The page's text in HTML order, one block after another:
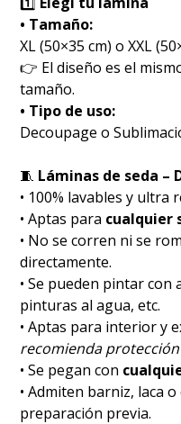
• Tamaño:
XL (50×35 cm) o XXL
👉 El diseño es el
tamaño.
• Tipo de uso:
Decoupage o
🧵 Láminas de seda –
• 100% lavables y ultra
• Aptas para cualquier
• No se corren ni se
directamente.
• Se pueden pintar con
pinturas al agua, etc.
• Aptas para interior y
recomienda
• Se pegan con
• Admiten barniz, laca o
preparación previa.